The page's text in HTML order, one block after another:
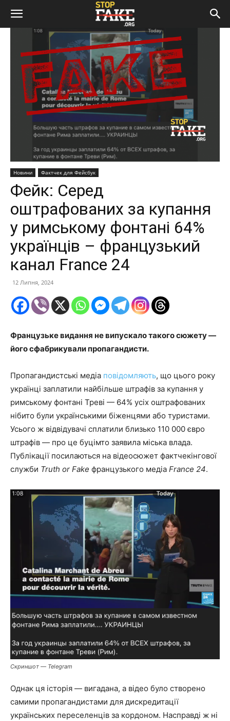
Новини Фактчек для Фейсбук
Фейк: Серед
оштрафованих за купання
у римському фонтані 64%
українців – французький
канал France 24
12 Липня, 2024
Французьке видання не випускало такого сюжету —
його сфабрикували пропагандисти.
Пропагандистські медіа повідомляють, що цього року
українці заплатили найбільше штрафів за купання у
римському фонтані Треві — 64% усіх оштрафованих
нібито були українськими біженцями або туристами.
Усього ж відвідувачі сплатили близько 110 000 євро
штрафів — про це буцімто заявила міська влада.
Публікації посилаються на відеосюжет фактчекінгової
служби Truth or Fake французького медіа France 24.
Скриншот — Telegram
Однак ця історія — вигадана, а відео було створено
самими пропагандистами для дискредитації
українських переселенців за кордоном. Насправді ж ні